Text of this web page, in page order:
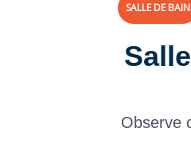
SALLE DE BAIN
Observe